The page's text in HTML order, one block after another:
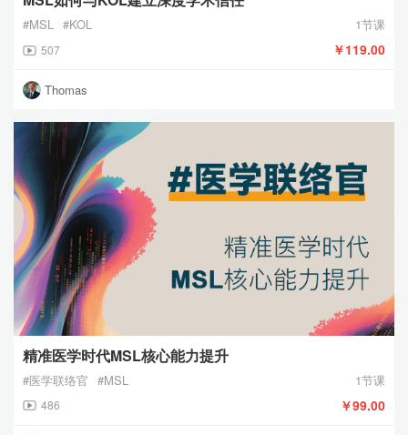
#MSL #KOL 1节课
507 ￥119.00
Thomas
精准医学时代MSL核心能力提升
#医学联络官 #MSL 1节课
486 ￥99.00